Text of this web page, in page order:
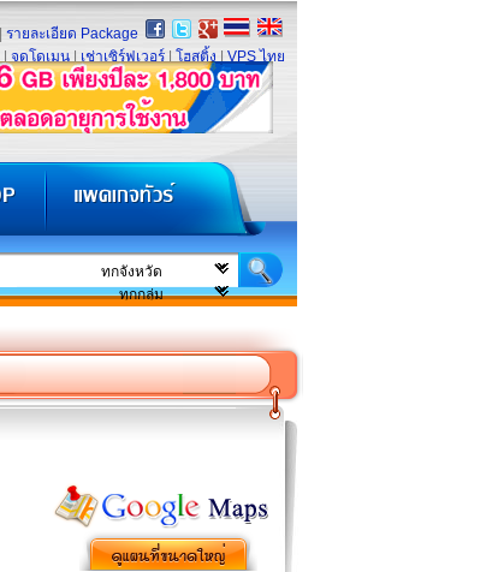
รายละเอียด Package
จดโดเมน เช่าเซิร์ฟเวอร์ โฮสติ้ง VPS ไทย